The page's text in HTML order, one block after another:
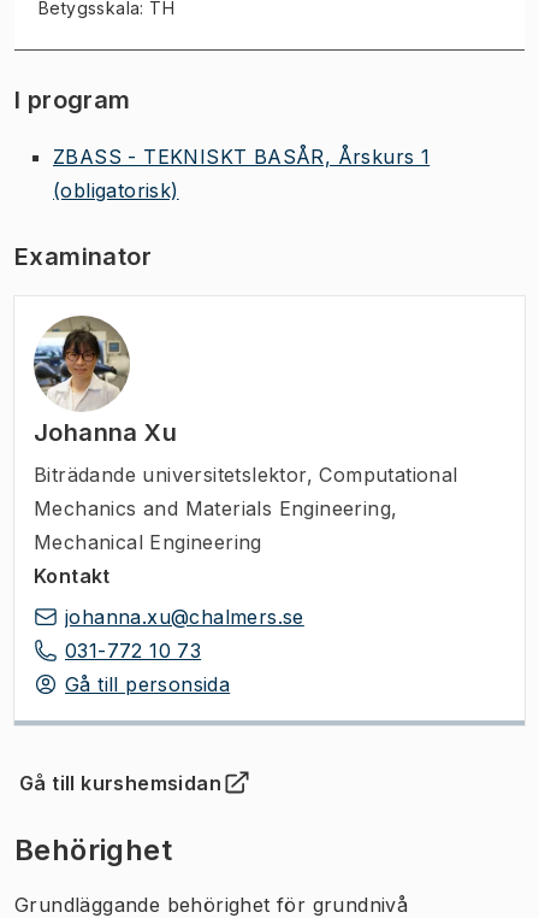
Betygsskala: TH
I program
ZBASS - TEKNISKT BASÅR, Årskurs 1
(obligatorisk)
Examinator
Johanna Xu
Biträdande universitetslektor, Computational
Mechanics and Materials Engineering,
Mechanical Engineering
Kontakt
johanna.xu@chalmers.se
031-772 10 73
Gå till personsida
Gå till kurshemsidan
(Öppnas i ny flik)
Behörighet
Grundläggande behörighet för grundnivå